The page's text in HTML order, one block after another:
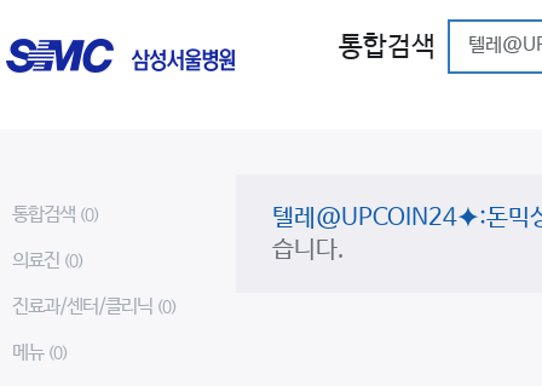
통합검색
통합검색 (0)
의료진 (0)
진료과/센터/클리닉 (0)
메뉴 (0)
텔레@UPCOIN24⯌:돈믹
습니다.